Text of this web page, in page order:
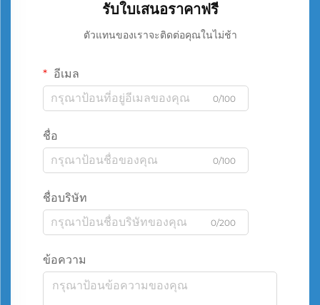
รับใบเสนอราคาฟรี
ตัวแทนของเราจะติดต่อคุณในไม่ช้า
อีเมล
0/100
ชื่อ
0/100
ชื่อบริษัท
0/200
ข้อความ